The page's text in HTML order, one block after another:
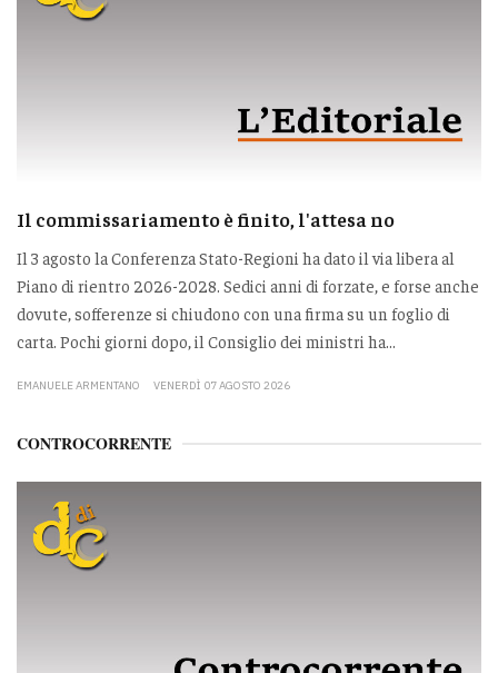
Il commissariamento è finito, l'attesa no
Il 3 agosto la Conferenza Stato-Regioni ha dato il via libera al
Piano di rientro 2026-2028. Sedici anni di forzate, e forse anche
dovute, sofferenze si chiudono con una firma su un foglio di
carta. Pochi giorni dopo, il Consiglio dei ministri ha...
EMANUELE ARMENTANO VENERDÌ 07 AGOSTO 2026
CONTROCORRENTE